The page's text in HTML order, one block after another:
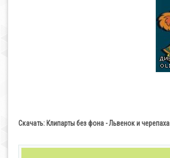
Скачать: Клипарты без фона - Львенок и черепаха